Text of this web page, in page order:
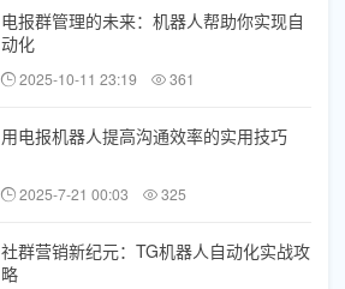
电报群管理的未来：机器人帮助你实现自
动化
2025-10-11 23:19 361
用电报机器人提高沟通效率的实用技巧
2025-7-21 00:03 325
社群营销新纪元：TG机器人自动化实战攻
略